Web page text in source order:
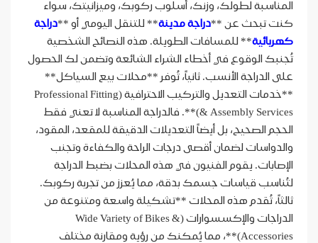
المناسبة لطولك، وزنك، أسلوب ركوبك، وميزانيتك، سواء
كنت تبحث عن **دراجة مدينة** للتنقل اليومي أو **دراجة
كهربائية** للمسافات الطويلة. هذه النصائح الشخصية
تُجنبك الوقوع في أخطاء الشراء الشائعة وتضمن لك الحصول
على الدراجة الأنسب. ثانياً، تُوفر **محلات بيع السياكل**
**خدمات التعديل والتركيب الاحترافية (Professional Fitting
& Assembly Services)**. فالدراجة المناسبة لا تعني فقط
الحجم الصحيح، بل أيضاً التعديلات الدقيقة للمقعد، المقود،
والدواسات لضمان أقصى درجات الراحة والكفاءة وتجنب
الإصابات. يقوم الفنيون في هذه المحلات بضبط الدراجة
لتُناسب قياسات جسمك بدقة، مما يُعزز من تجربة ركوبك.
ثالثاً، تُقدم هذه المحلات **تشكيلة واسعة ومتنوعة من
الدراجات والإكسسوارات (Wide Variety of Bikes &
Accessories)**، مما يُمكنك من رؤية ومقارنة مختلف